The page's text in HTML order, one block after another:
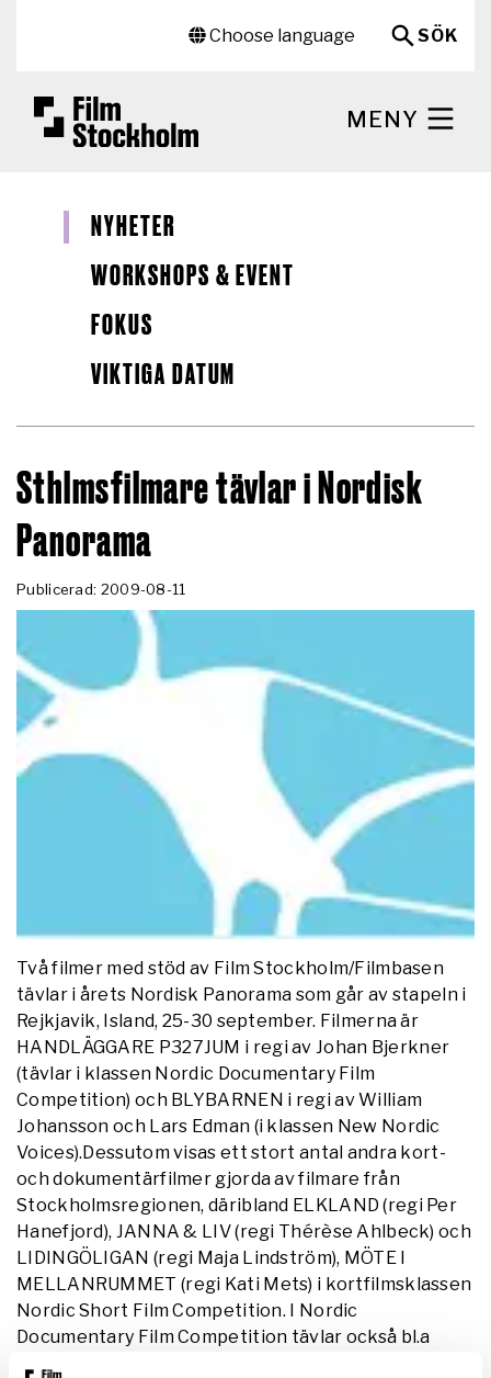
Choose language
SÖK
MENY
NYHETER
WORKSHOPS & EVENT
FOKUS
VIKTIGA DATUM
Sthlmsfilmare tävlar i Nordisk
Panorama
Publicerad: 2009-08-11
Två filmer med stöd av Film Stockholm/Filmbasen
tävlar i årets Nordisk Panorama som går av stapeln i
Rejkjavik, Island, 25-30 september. Filmerna är
HANDLÄGGARE P327JUM i regi av Johan Bjerkner
(tävlar i klassen Nordic Documentary Film
Competition) och BLYBARNEN i regi av William
Johansson och Lars Edman (i klassen New Nordic
Voices).Dessutom visas ett stort antal andra kort-
och dokumentärfilmer gjorda av filmare från
Stockholmsregionen, däribland ELKLAND (regi Per
Hanefjord), JANNA & LIV (regi Thérèse Ahlbeck) och
LIDINGÖLIGAN (regi Maja Lindström), MÖTE I
MELLANRUMMET (regi Kati Mets) i kortfilmsklassen
Nordic Short Film Competition. I Nordic
Documentary Film Competition tävlar också bl.a